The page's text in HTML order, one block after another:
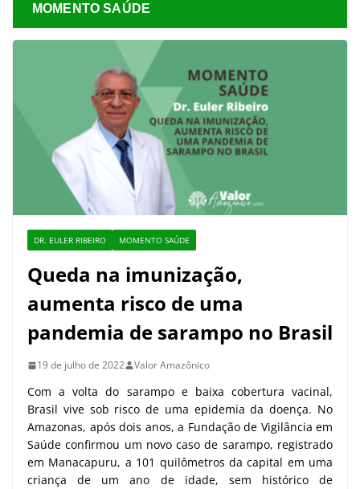
MOMENTO SAÚDE
DR. EULER RIBEIRO MOMENTO SAÚDE
Queda na imunização,
aumenta risco de uma
pandemia de sarampo no Brasil
19 de julho de 2022 Valor Amazônico
Com a volta do sarampo e baixa cobertura vacinal,
Brasil vive sob risco de uma epidemia da doença. No
Amazonas, após dois anos, a Fundação de Vigilância em
Saúde confirmou um novo caso de sarampo, registrado
em Manacapuru, a 101 quilômetros da capital em uma
criança de um ano de idade, sem histórico de